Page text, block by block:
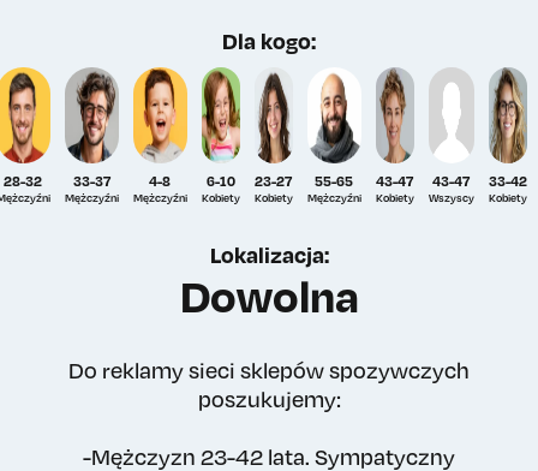
Dla kogo:
28-32 33-37
Mężczyźni
4-8
Mężczyźni
6-10
Kobiety
23-27
Kobiety
55-65
Mężczyźni
43-47
Kobiety
43-47
Wszyscy
33-42
Kobiety
Lokalizacja:
Dowolna
Do reklamy sieci sklepów spozywczych
poszukujemy:
-Mężczyzn 23-42 lata. Sympatyczny